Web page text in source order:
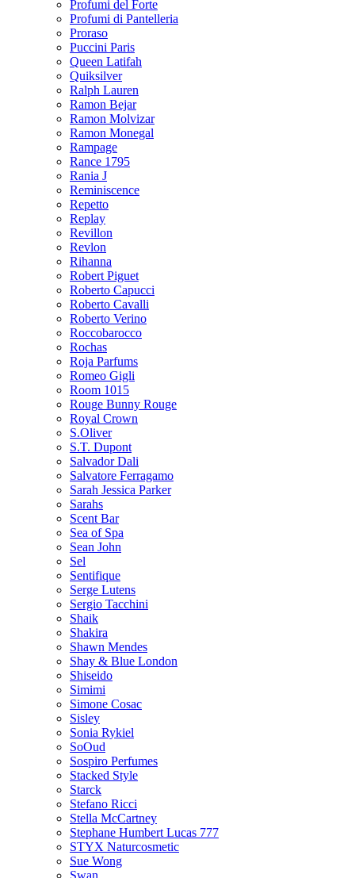
Profumi del Forte
Profumi di Pantelleria
Proraso
Puccini Paris
Queen Latifah
Quiksilver
Ralph Lauren
Ramon Bejar
Ramon Molvizar
Ramon Monegal
Rampage
Rance 1795
Rania J
Reminiscence
Repetto
Replay
Revillon
Revlon
Rihanna
Robert Piguet
Roberto Capucci
Roberto Cavalli
Roberto Verino
Roccobarocco
Rochas
Roja Parfums
Romeo Gigli
Room 1015
Rouge Bunny Rouge
Royal Crown
S.Oliver
S.T. Dupont
Salvador Dali
Salvatore Ferragamo
Sarah Jessica Parker
Sarahs
Scent Bar
Sea of Spa
Sean John
Sel
Sentifique
Serge Lutens
Sergio Tacchini
Shaik
Shakira
Shawn Mendes
Shay & Blue London
Shiseido
Simimi
Simone Cosac
Sisley
Sonia Rykiel
SoOud
Sospiro Perfumes
Stacked Style
Starck
Stefano Ricci
Stella McCartney
Stephane Humbert Lucas 777
STYX Naturсosmetic
Sue Wong
Swan